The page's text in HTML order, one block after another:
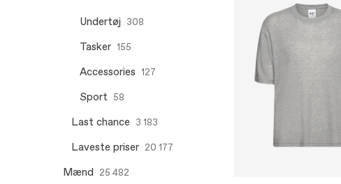
Undertøj 308
Tasker 155
Accessories 127
Sport 58
Last chance 3 183
Laveste priser 20 177
Mænd 25 482